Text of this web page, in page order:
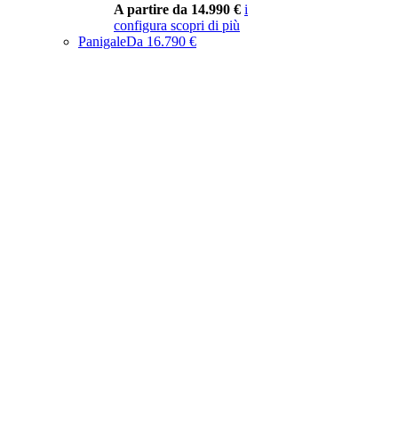
A partire da 14.990 € i
configura scopri di più
PanigaleDa 16.790 €